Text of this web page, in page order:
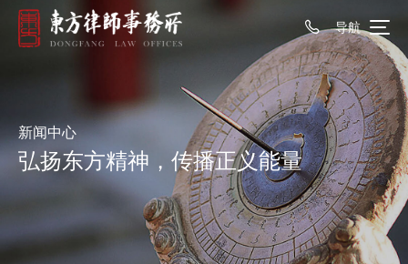
导航
新闻中心
弘扬东方精神，传播正义能量